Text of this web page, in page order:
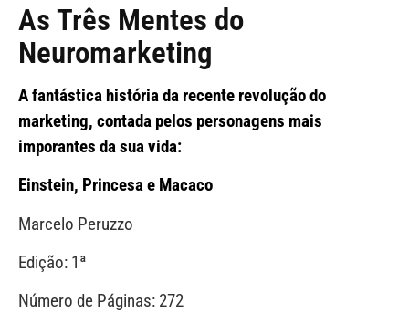
As Três Mentes do
Neuromarketing
A fantástica história da recente revolução do
marketing, contada pelos personagens mais
imporantes da sua vida:
Einstein, Princesa e Macaco
Marcelo Peruzzo
Edição: 1ª
Número de Páginas: 272